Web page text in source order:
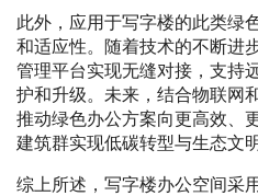
此外，应用于写字楼的此类绿
和适应性。随着技术的不断进
管理平台实现无缝对接，支持
护和升级。未来，结合物联网
推动绿色办公方案向更高效、
建筑群实现低碳转型与生态文
综上所述，写字楼办公空间采